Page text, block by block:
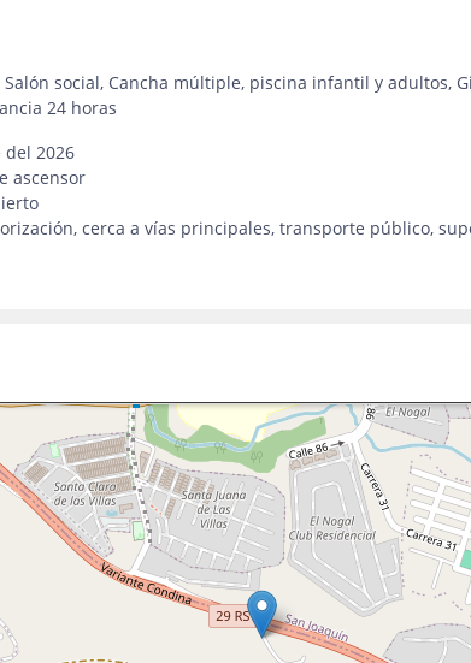
social, Cancha múltiple, piscina infantil y adultos,
24 horas
2026
ascensor
cerca a vías principales, transporte público,